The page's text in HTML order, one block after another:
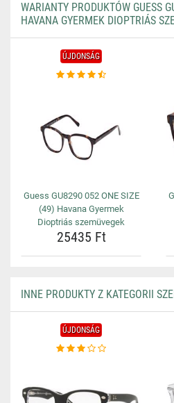
WARIANTY PRODUKTÓW GUESS
HAVANA GYERMEK DIOPTRIÁS
ÚJDONSÁG
Guess GU8290 052 ONE SIZE
(49) Havana Gyermek
Dioptriás szemüvegek
25435 Ft
INNE PRODUKTY Z KATEGORII
ÚJDONSÁG